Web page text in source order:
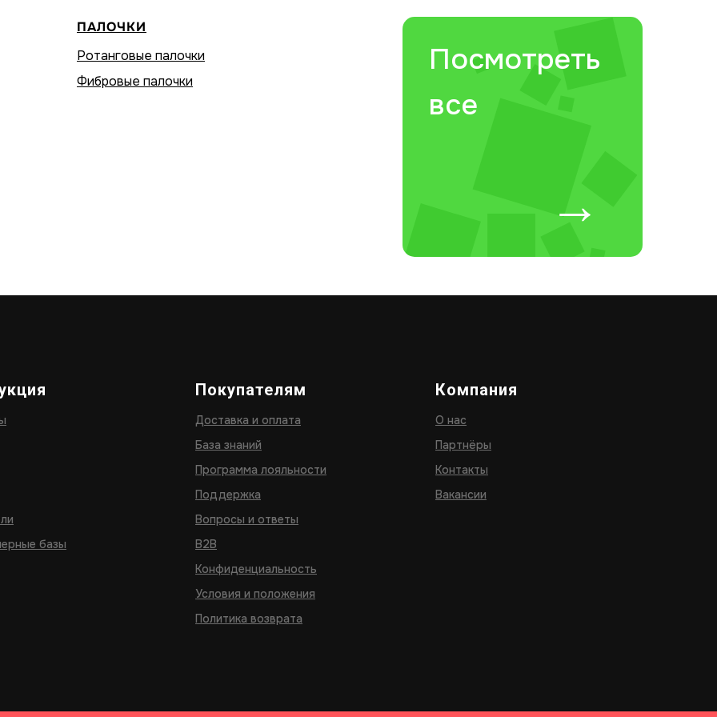
ПАЛОЧКИ
Ротанговые палочки
Фибровые палочки
Посмотреть
все
→
базы
Покупателям
Доставка и оплата
База знаний
Программа лояльности
Поддержка
Вопросы и ответы
B2B
Конфиденциальность
Условия и положения
Политика возврата
Компания
О нас
Партнёры
Контакты
Вакансии